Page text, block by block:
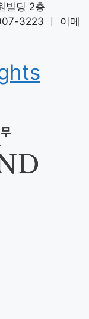
빌딩 2층
3223 ㅣ 이메